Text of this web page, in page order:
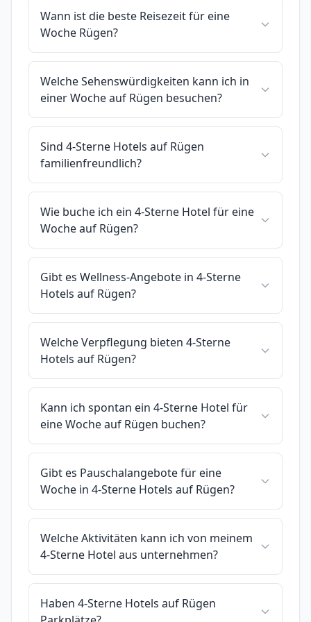
Wann ist die beste Reisezeit für eine
Woche Rügen?
Welche Sehenswürdigkeiten kann ich in
einer Woche auf Rügen besuchen?
Sind 4-Sterne Hotels auf Rügen
familienfreundlich?
Wie buche ich ein 4-Sterne Hotel für eine
Woche auf Rügen?
Gibt es Wellness-Angebote in 4-Sterne
Hotels auf Rügen?
Welche Verpflegung bieten 4-Sterne
Hotels auf Rügen?
Kann ich spontan ein 4-Sterne Hotel für
eine Woche auf Rügen buchen?
Gibt es Pauschalangebote für eine
Woche in 4-Sterne Hotels auf Rügen?
Welche Aktivitäten kann ich von meinem
4-Sterne Hotel aus unternehmen?
Haben 4-Sterne Hotels auf Rügen